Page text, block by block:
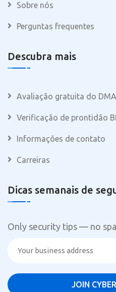
Sobre nós
Perguntas frequentes
Descubra mais
Avaliação gratuita do
Verificação de prontidão
Informações de contato
Carreiras
Dicas semanais de
Only security tips — no